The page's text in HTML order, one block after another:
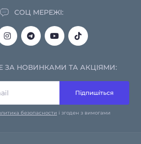
СОЦ МЕРЕЖІ:
ЗА НОВИНКАМИ ТА АКЦІЯМИ:
Підпишіться
безопасности і згоден з вимогами